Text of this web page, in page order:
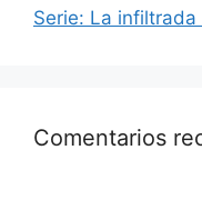
Serie: La infiltrada
Comentarios